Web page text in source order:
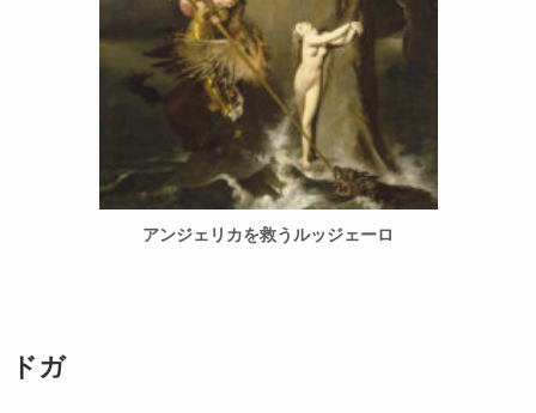
アンジェリカを救うルッジェーロ
ドガ